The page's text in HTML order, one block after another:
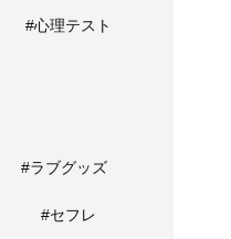
#心理テスト
#ラブグッズ
#セフレ